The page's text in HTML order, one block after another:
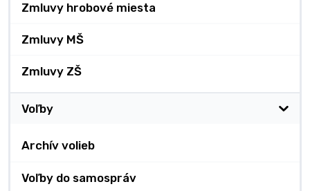
Zmluvy hrobové miesta
Zmluvy MŠ
Zmluvy ZŠ
Voľby
Archív volieb
Voľby do samospráv